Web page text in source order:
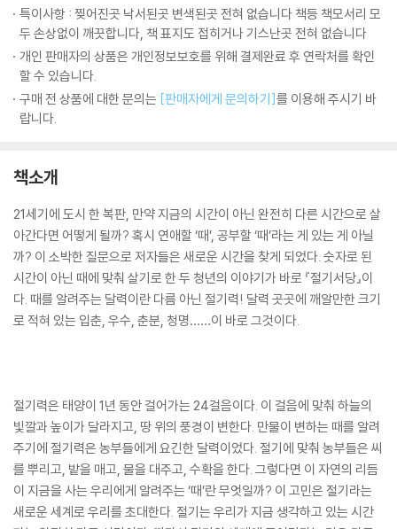
특이사항 : 찢어진곳 낙서된곳 변색된곳 전혀 없습니다 책등 책모서리 모
두 손상없이 깨끗합니다, 책 표지도 접히거나 기스난곳 전혀 없습니다
개인 판매자의 상품은 개인정보보호를 위해 결제완료 후 연락처를 확인
할 수 있습니다.
구매 전 상품에 대한 문의는 [판매자에게 문의하기]를 이용해 주시기 바
랍니다.
책소개
21세기에 도시 한 복판, 만약 지금의 시간이 아닌 완전히 다른 시간으로 살
아간다면 어떻게 될까? 혹시 연애할 ‘때’, 공부할 ‘때’라는 게 있는 게 아닐
까? 이 소박한 질문으로 저자들은 새로운 시간을 찾게 되었다. 숫자로 된
시간이 아닌 때에 맞춰 살기로 한 두 청년의 이야기가 바로 『절기서당』이
다. 때를 알려주는 달력이란 다름 아닌 절기력! 달력 곳곳에 깨알만한 크기
로 적혀 있는 입춘, 우수, 춘분, 청명……이 바로 그것이다.
절기력은 태양이 1년 동안 걸어가는 24걸음이다. 이 걸음에 맞춰 하늘의
빛깔과 높이가 달라지고, 땅 위의 풍경이 변한다. 만물이 변하는 때를 알려
주기에 절기력은 농부들에게 요긴한 달력이었다. 절기에 맞춰 농부들은 씨
를 뿌리고, 밭을 매고, 물을 대주고, 수확을 한다. 그렇다면 이 자연의 리듬
이 지금을 사는 우리에게 알려주는 ‘때’란 무엇일까? 이 고민은 절기라는
새로운 세계로 우리를 초대한다. 절기는 우리가 지금 생각하고 있는 시간